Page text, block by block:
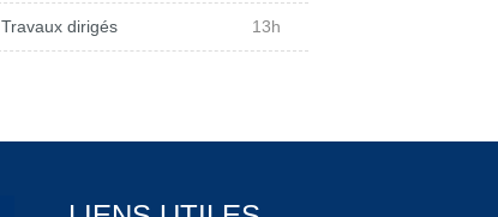
Travaux dirigés 13h